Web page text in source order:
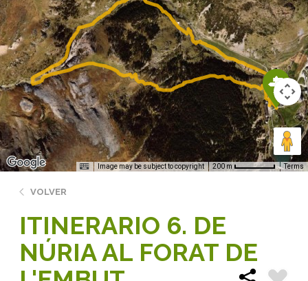
Image may be subject to copyright 200 m Terms
VOLVER
ITINERARIO 6. DE
NÚRIA AL FORAT DE